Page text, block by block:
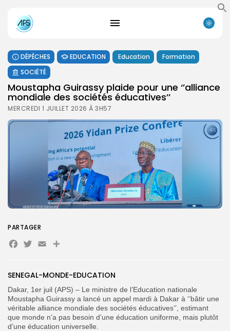
Search
for:
Button
FR
DÉPÊCHES EDUCATION Education
Formation
SOCIÉTÉ
Moustapha Guirassy plaide pour une ‘’alliance
mondiale des sociétés éducatives’’
MERCREDI 1 JUILLET 2026 À 3H57
SENEGAL-MONDE-EDUCATION
Dakar, 1er juil (APS) – Le ministre de l’Education nationale
Moustapha Guirassy a lancé un appel mardi à Dakar à ‘’bâtir une
véritable alliance mondiale des sociétés éducatives’’, estimant
que monde n’a pas besoin d’une éducation uniforme, mais plutôt
d’une éducation universelle.
PARTAGER
Facebook
Twitter
EmailPartager